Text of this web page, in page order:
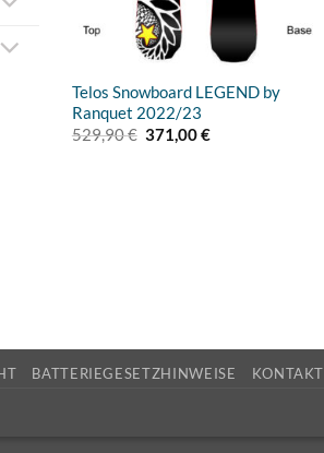
Telos Snowboard LEGEND by
Ranquet 2022/23
529,90€ Ursprünglicher
371,00€Aktueller
BATTERIEGESETZHINWEISE KONTAKT